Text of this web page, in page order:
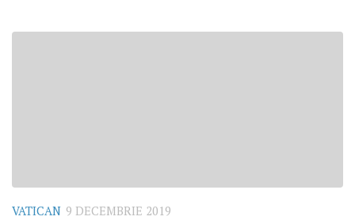
VATICAN 9 DECEMBRIE 2019